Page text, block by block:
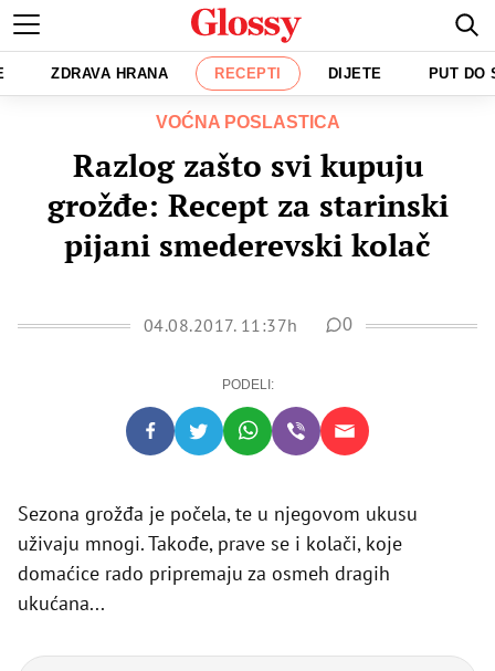
ZDRAVA HRANA RECEPTI DIJETE PUT DO
VOĆNA POSLASTICA
Razlog zašto svi kupuju
grožđe: Recept za starinski
pijani smederevski kolač
04.08.2017. 11:37h 0
PODELI:
Sezona grožđa je počela, te u njegovom ukusu
uživaju mnogi. Takođe, prave se i kolači, koje
domaćice rado pripremaju za osmeh dragih
ukućana...